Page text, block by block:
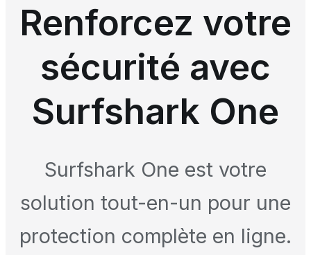
Renforcez votre
sécurité avec
Surfshark One
Surfshark One est votre
solution tout-en-un pour une
protection complète en ligne.